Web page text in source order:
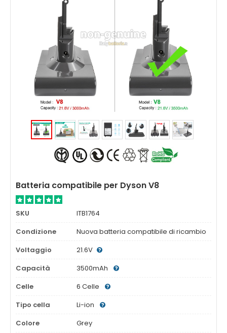
Batteria compatibile per Dyson V8
SKU
ITB1764
Condizione
Nuova batteria compatibile di ricambio
Voltaggio
21.6V
Capacità
3500mAh
Celle
6 Celle
Tipo cella
Li-ion
Colore
Grey